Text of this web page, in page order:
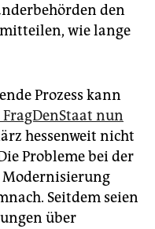
den
wie lange
Prozess kann
nun
hessenweit nicht
Probleme bei der
Modernisierung
Seitdem seien
über